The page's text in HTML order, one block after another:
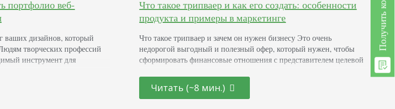
портфолио веб-
ваших дизайнов, который
творческих профессий
инструмент для
задач должен в полной мере
и выступать
Что такое трипваер и как его создать: особенности
продукта и примеры в маркетинге
Что такое трипваер и зачем он нужен бизнесу Это очень
недорогой выгодный и полезный офер, который нужен, чтобы
сформировать финансовые отношения с представителем целевой
подготовить к основной покупке. Задача этого инструмента
воронки – не закрыть потребность клиента полностью, а создать
Читать (~8 мин.)